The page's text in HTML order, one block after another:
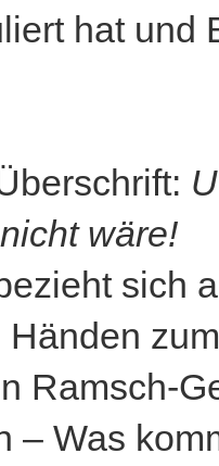
hat und
wäre!
sich
Ramsch-
– Was